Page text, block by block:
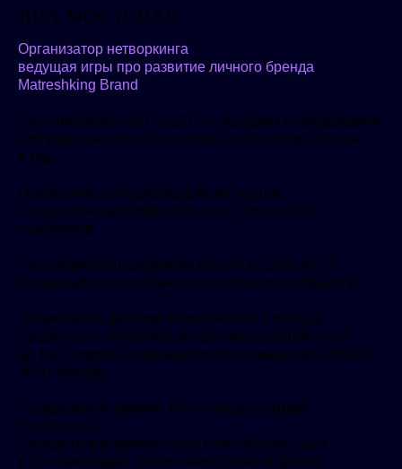
ЯНА МОСТОВАЯ
Организатор нетворкинга
ведущая игры про развитие личного бренда
Matreshking Brand
Сооснователь ООО "ТЕСТ" — продажа оборудования
для медицинских лабораторий с оборотом 296 млн
в год
Основатель сообщества для экспертов
и предпринимателей Unity Tech с более 6000
участников
Рост бизнесов резидентов КЛУБА от 30% до X4.
Успешный запуск бизнесов участников сообщества
Организатор деловых мероприятий в городах
России. За 5 лет более 300 бизнес-событий от 20
до 180 человек, перезнакомила и объединила более
3000 человек
Победитель в премии 100 успешных людей
России 2022
Победитель в премии Stars Over Moscow 2023
в 2х номинациях: бизнес-нетворкинг и бизнес-